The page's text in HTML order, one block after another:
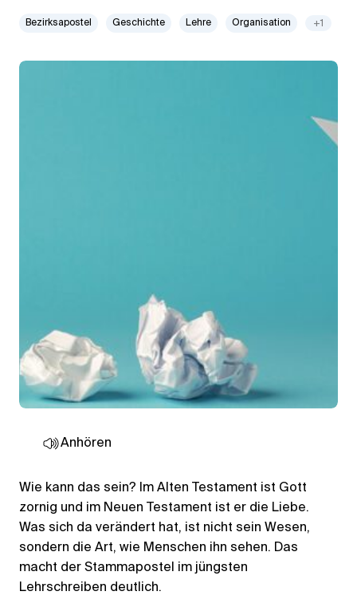
Bezirksapostel Geschichte Lehre Organisation +1
Anhören
Wie kann das sein? Im Alten Testament ist Gott
zornig und im Neuen Testament ist er die Liebe.
Was sich da verändert hat, ist nicht sein Wesen,
sondern die Art, wie Menschen ihn sehen. Das
macht der Stammapostel im jüngsten
Lehrschreiben deutlich.